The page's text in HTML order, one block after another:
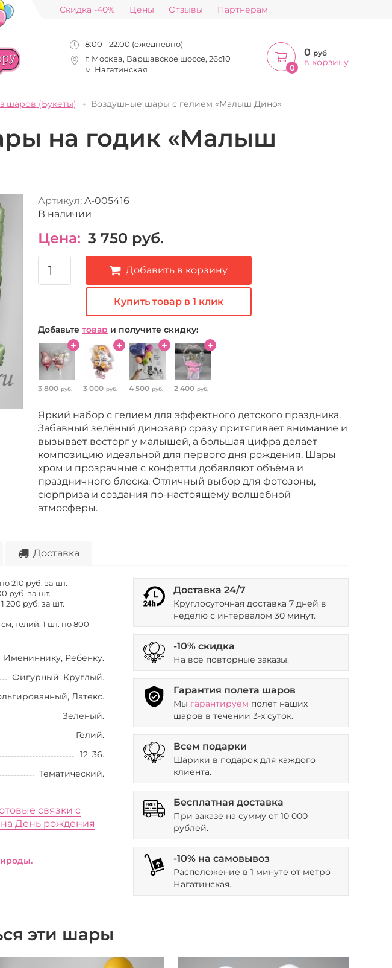
Скидка -40% Цены Отзывы Партнёрам
8:00 - 22:00 (ежедневно)
г. Москва, Варшавское шоссе, 26с10
м. Нагатинская
0
0 руб
в корзину
шаров (Букеты) Воздушные шары с гелием «Малыш Дино»
на годик «Малыш
Артикул: A-005416
В наличии
Цена: 3 750 руб.
Добавить в корзину
Купить товар в 1 клик
Добавьте товар и получите скидку:
3 800 руб. 3 000 руб. 4 500 руб. 2 400 руб.
Яркий набор с гелием для эффектного детского праздника.
Забавный зелёный динозавр сразу притягивает внимание и
вызывает восторг у малышей, а большая цифра делает
композицию идеальной для первого дня рождения. Шары
хром и прозрачные с конфетти добавляют объёма и
праздничного блеска. Отличный выбор для фотозоны,
сюрприза и создания по-настоящему волшебной
атмосферы.
Доставка
210 руб. за шт.
руб. за шт.
1 200 руб. за шт.
гелий: 1 шт. по 800
Имениннику, Ребенку.
Фигурный, Круглый.
Латекс.
Зелёный.
Гелий.
12, 36.
Тематический.
связки с
День рождения
Доставка 24/7
Круглосуточная доставка 7 дней в
неделю с интервалом 30 минут.
-10% скидка
На все повторные заказы.
Гарантия полета шаров
Мы гарантируем полет наших
шаров в течении 3-х суток.
Всем подарки
Шарики в подарок для каждого
клиента.
Бесплатная доставка
При заказе на сумму от 10 000
рублей.
-10% на самовывоз
Расположение в 1 минуте от метро
Нагатинская.
эти шары